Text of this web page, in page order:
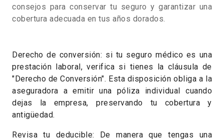
consejos para conservar tu seguro y garantizar una
cobertura adecuada en tus años dorados.
Derecho de conversión: si tu seguro médico es una
prestación laboral, verifica si tienes la cláusula de
"Derecho de Conversión". Esta disposición obliga a la
aseguradora a emitir una póliza individual cuando
dejas la empresa, preservando tu cobertura y
antigüedad.
Revisa tu deducible: De manera que tengas una